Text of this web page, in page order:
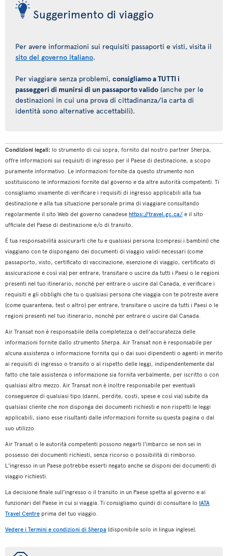
Suggerimento di viaggio
Per avere informazioni sui requisiti passaporti e visti, visita il
sito del governo italiano.
Per viaggiare senza problemi, consigliamo a TUTTI i
passeggeri di munirsi di un passaporto valido (anche per le
destinazioni in cui una prova di cittadinanza/la carta di
identità sono alternative accettabili).
Condizioni legali: lo strumento di cui sopra, fornito dal nostro partner Sherpa,
offre informazioni sui requisiti di ingresso per il Paese di destinazione, a scopo
puramente informativo. Le informazioni fornite da questo strumento non
sostituiscono le informazioni fornite dal governo e da altre autorità competenti. Ti
consigliamo vivamente di verificare i requisiti di ingresso applicabili alla tua
destinazione e alla tua situazione personale prima di viaggiare consultando
regolarmente il sito Web del governo canadese https://travel.gc.ca/ e il sito
ufficiale del Paese di destinazione e/o di transito.
È tua responsabilità assicurarti che tu e qualsiasi persona (compresi i bambini) che
viaggiano con te dispongano dei documenti di viaggio validi necessari (come
passaporto, visto, certificato di vaccinazione, esenzione di viaggio, certificato di
assicurazione e così via) per entrare, transitare o uscire da tutti i Paesi o le regioni
presenti nel tuo itinerario, nonché per entrare o uscire dal Canada, e verificare i
requisiti e gli obblighi che tu o qualsiasi persona che viaggia con te potreste avere
(come quarantena, test o altro) per entrare, transitare o uscire da tutti i Paesi o le
regioni presenti nel tuo itinerario, nonché per entrare o uscire dal Canada.
Air Transat non è responsabile della completezza o dell'accuratezza delle
informazioni fornite dallo strumento Sherpa. Air Transat non è responsabile per
alcuna assistenza o informazione fornita qui o dai suoi dipendenti o agenti in merito
ai requisiti di ingresso o transito o al rispetto delle leggi, indipendentemente dal
fatto che tale assistenza o informazione sia fornita verbalmente, per iscritto o con
qualsiasi altro mezzo. Air Transat non è inoltre responsabile per eventuali
conseguenze di qualsiasi tipo (danni, perdite, costi, spese e così via) subite da
qualsiasi cliente che non disponga dei documenti richiesti e non rispetti le leggi
applicabili, siano esse risultanti dalle informazioni fornite su questa pagina o dal
suo utilizzo.
Air Transat o le autorità competenti possono negarti l'imbarco se non sei in
possesso dei documenti richiesti, senza ricorso o possibilità di rimborso.
L'ingresso in un Paese potrebbe esserti negato anche se disponi dei documenti di
viaggio richiesti.
La decisione finale sull'ingresso o il transito in un Paese spetta al governo e ai
funzionari del Paese in cui si viaggia. Ti consigliamo quindi di consultare lo IATA
Travel Centre prima del tuo viaggio.
Vedere i Termini e condizioni di Sherpa (disponibile solo in lingua inglese).